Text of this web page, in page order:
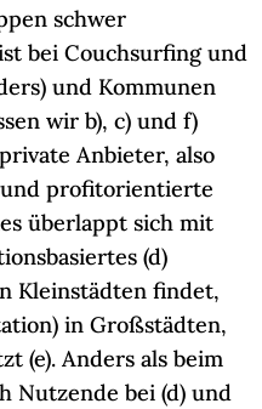
schwer
bei Couchsurfing und
und Kommunen
wir b), c) und f)
Anbieter, also
profitorientierte
überlappt sich mit
(d)
Kleinstädten findet,
in Großstädten,
(e). Anders als beim
Nutzende bei (d) und